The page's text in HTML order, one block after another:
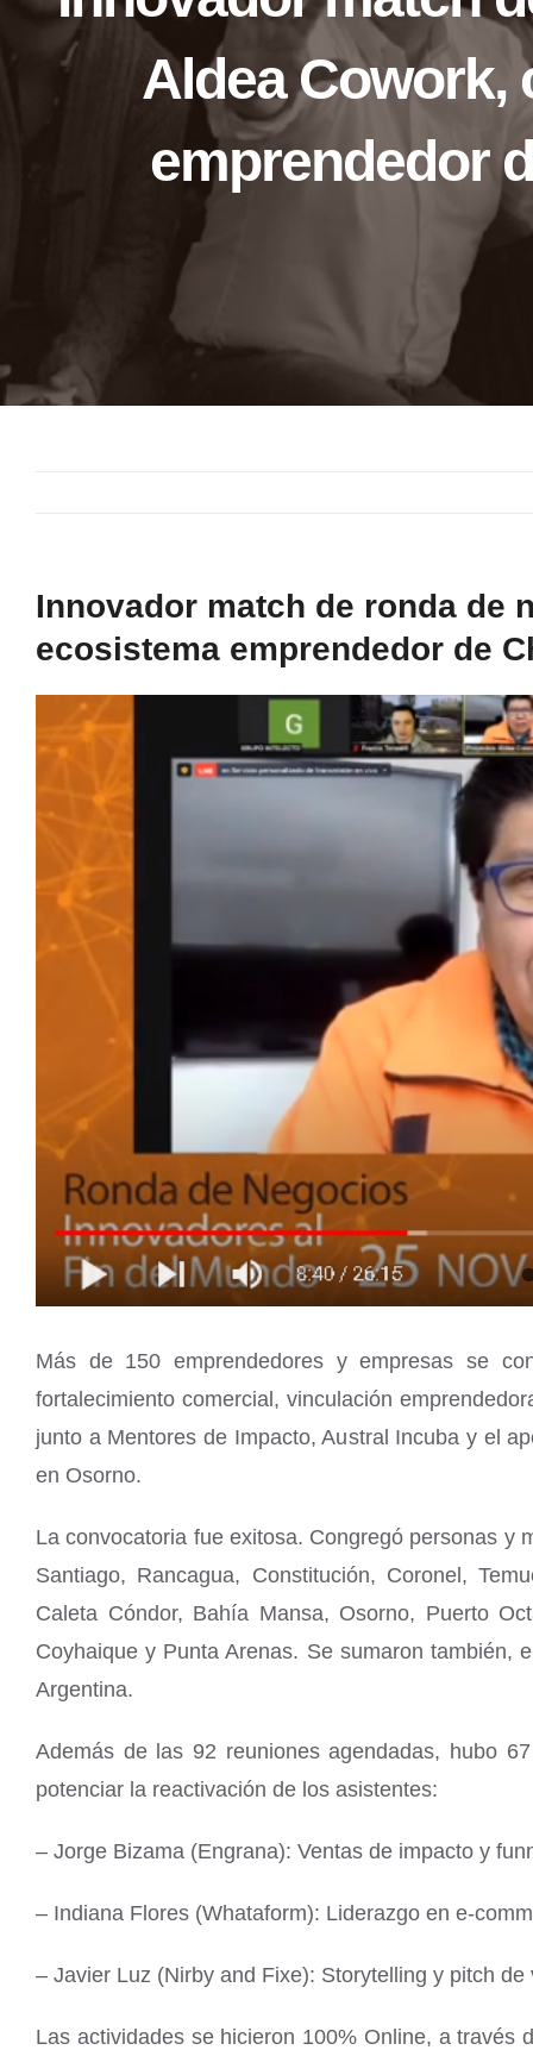
Aldea Cowork,
emprendedor
Innovador match de ronda de
ecosistema emprendedor de
imagen
Más de 150 emprendedores y empresas se
fortalecimiento comercial, vinculación
junto a Mentores de Impacto, Austral Incuba y el
en Osorno.
La convocatoria fue exitosa. Congregó personas y
Santiago, Rancagua, Constitución, Coronel,
Caleta Cóndor, Bahía Mansa, Osorno, Puerto
Coyhaique y Punta Arenas. Se sumaron también,
Argentina.
Además de las 92 reuniones agendadas, hubo
potenciar la reactivación de los asistentes:
– Jorge Bizama (Engrana): Ventas de impacto y
– Indiana Flores (Whataform): Liderazgo en e-
– Javier Luz (Nirby and Fixe): Storytelling y pitch de
Las actividades se hicieron 100% Online, a través